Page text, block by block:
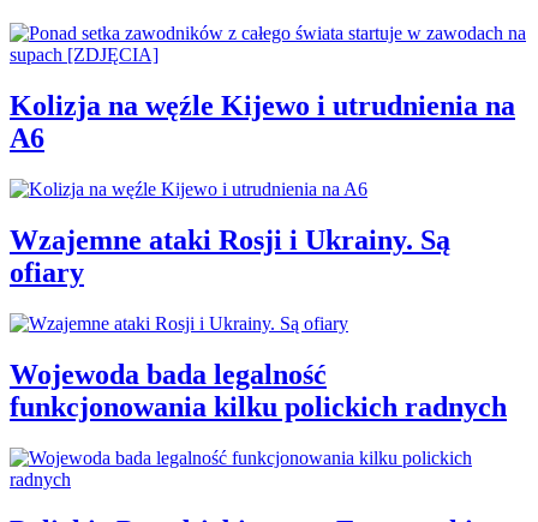
Kolizja na węźle Kijewo i utrudnienia na
A6
Wzajemne ataki Rosji i Ukrainy. Są
ofiary
Wojewoda bada legalność
funkcjonowania kilku polickich radnych